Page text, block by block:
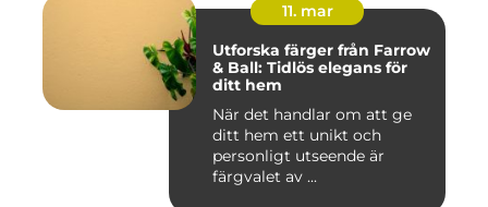
11. mar
Utforska färger från Farrow
& Ball: Tidlös elegans för
ditt hem
När det handlar om att ge
ditt hem ett unikt och
personligt utseende är
färgvalet av ...